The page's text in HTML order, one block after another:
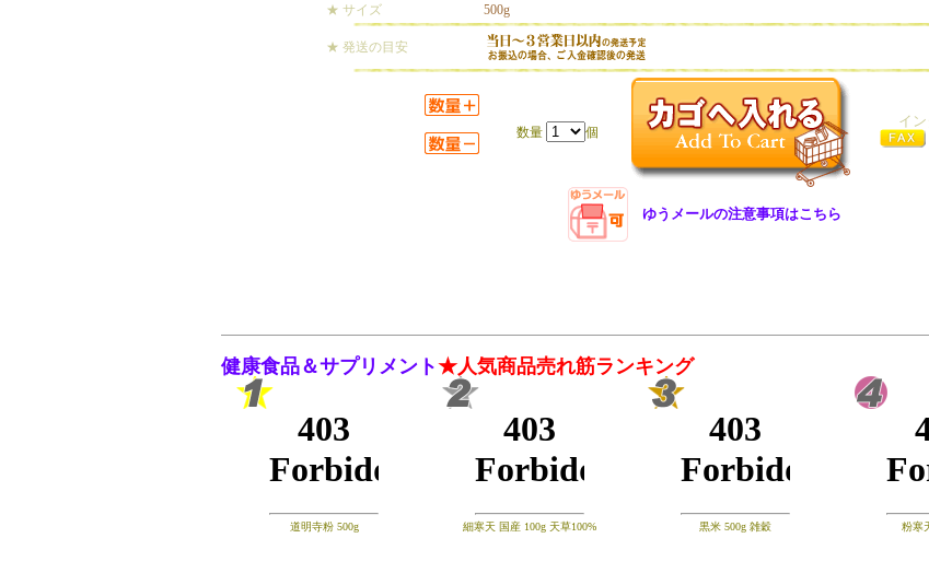
★ サイズ
500g
★ 発送の目安
数量 個
イ
ゆうメールの注意事項はこちら
健康食品＆サプリメント★人気商品売れ筋ランキング
道明寺粉 500g 細寒天 国産 100g 天草100% 黒米 500g 雑穀 粉寒